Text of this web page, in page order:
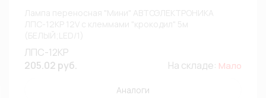
ЛПС-12КР
205.02 руб.
На складе: Мало
Аналоги